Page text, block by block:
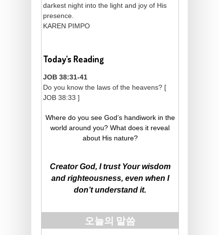
darkest night into the light and joy of His
presence.
KAREN PIMPO
Today's Reading
JOB 38:31-41
Do you know the laws of the heavens? [
JOB 38:33 ]
Where do you see God’s handiwork in the
world around you? What does it reveal
about His nature?
Creator God, I trust Your wisdom
and righteousness, even when I
don’t understand it.
오늘의 말씀